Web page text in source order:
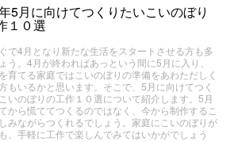
5月に向けてつくりたいこいのぼり
１０選
で4月となり新たな生活をスタートさせる方も多
う。4月が終わればあっという間に5月に入り、
育てる家庭ではこいのぼりの準備をあわただしく
もいるかと思います。そこで、5月に向けてつく
いのぼりの工作１０選について紹介します。5月
から慌ててつくるのではなく、今から制作するこ
みながらつくれるでしょう。家庭にこいのぼりが
、手軽に工作で楽しんでみてはいかがでしょう